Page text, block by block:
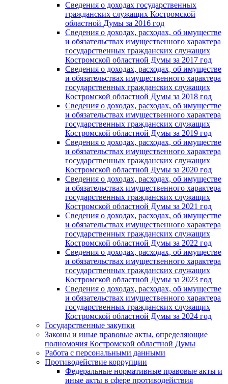
Сведения о доходах государственных
гражданских служащих Костромской
областной Думы за 2016 год
Сведения о доходах, расходах, об имуществе
и обязательствах имущественного характера
государственных гражданских служащих
Костромской областной Думы за 2017 год
Сведения о доходах, расходах, об имуществе
и обязательствах имущественного характера
государственных гражданских служащих
Костромской областной Думы за 2018 год
Сведения о доходах, расходах, об имуществе
и обязательствах имущественного характера
государственных гражданских служащих
Костромской областной Думы за 2019 год
Сведения о доходах, расходах, об имуществе
и обязательствах имущественного характера
государственных гражданских служащих
Костромской областной Думы за 2020 год
Сведения о доходах, расходах, об имуществе
и обязательствах имущественного характера
государственных гражданских служащих
Костромской областной Думы за 2021 год
Сведения о доходах, расходах, об имуществе
и обязательствах имущественного характера
государственных гражданских служащих
Костромской областной Думы за 2022 год
Сведения о доходах, расходах, об имуществе
и обязательствах имущественного характера
государственных гражданских служащих
Костромской областной Думы за 2023 год
Сведения о доходах, расходах, об имуществе
и обязательствах имущественного характера
государственных гражданских служащих
Костромской областной Думы за 2024 год
Государственные закупки
Законы и иные правовые акты, определяющие
полномочия Костромской областной Думы
Работа с персональными данными
Противодействие коррупции
Федеральные нормативные правовые акты и
иные акты в сфере противодействия